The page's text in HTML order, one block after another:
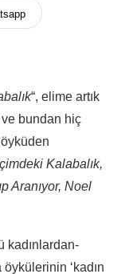
“, elime artık
ve bundan hiç
Kalabalık,
Aranıyor, Noel
kadınlardan-
‘kadın